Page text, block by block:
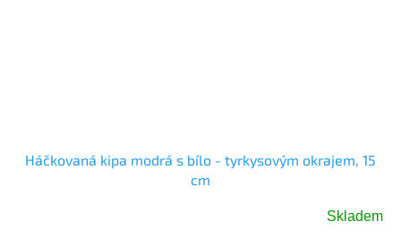
Háčkovaná kipa modrá s bílo - tyrkysovým okrajem, 15
cm
Skladem